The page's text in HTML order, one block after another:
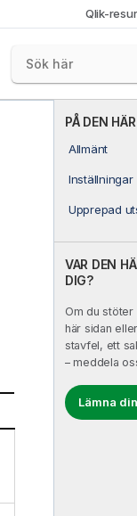
Qlik-
PÅ DEN
Allmänt
Inställningar
Upprepad
VAR DEN
DIG?
Om du
här sidan
stavfel, ett
– meddela
Lämna